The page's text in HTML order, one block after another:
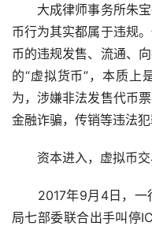
大成律师事务所朱宝
币行为其实都属于违规
币的违规发售、流通、
的“虚拟货币”，本质上
为，涉嫌非法发售代币
金融诈骗，传销等违法
资本进入，虚拟币交
2017年9月4日，一
局七部委联合出手叫停